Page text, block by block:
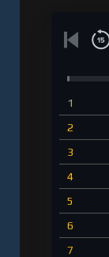
1
2
3
4
5
6
7